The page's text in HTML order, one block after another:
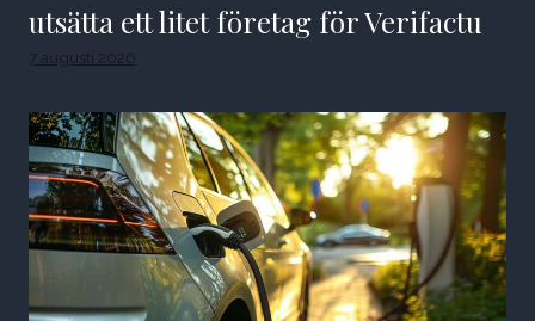
utsätta ett litet företag för Verifactu
7 augusti 2026